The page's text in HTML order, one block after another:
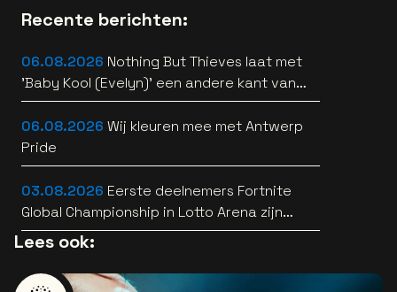
Recente berichten:
06.08.2026 Nothing But Thieves laat met
'Baby Kool (Evelyn)' een andere kant van
zich horen [video]
06.08.2026 Wij kleuren mee met Antwerp
Pride
03.08.2026 Eerste deelnemers Fortnite
Global Championship in Lotto Arena zijn
bekend
Lees ook: